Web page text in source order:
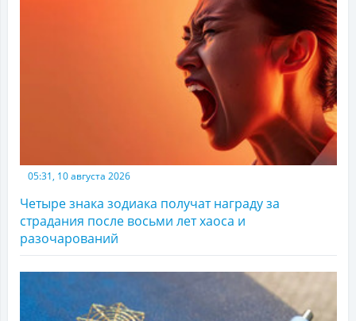
05:31, 10 августа 2026
Четыре знака зодиака получат награду за
страдания после восьми лет хаоса и
разочарований